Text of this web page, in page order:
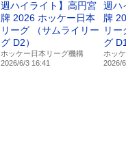
週ハイライト】⾼円宮
牌 2026 ホッケー⽇本
リーグ （サムライリー
グ D2）
ホッケー日本リーグ機構
2026/6/3 16:41
週ハ
牌
リ
グ
ホッ
2026/